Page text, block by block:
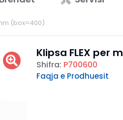
(box=400)
Klipsa FLEX per
Shifra: P700600
Faqja e Prodhuesit